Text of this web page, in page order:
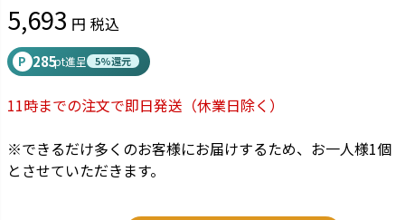
5,693 税込
P 285pt進呈 5%還元
11時までの注文で即日発送 （休業日除く）
※できるだけ多くのお客様にお届けするため、お一人様1個
とさせていただきます。